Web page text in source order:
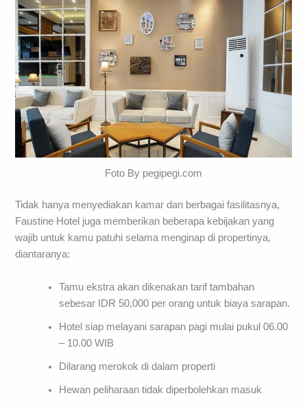
Foto By pegipegi.com
Tidak hanya menyediakan kamar dan berbagai fasilitasnya,
Faustine Hotel juga memberikan beberapa kebijakan yang
wajib untuk kamu patuhi selama menginap di propertinya,
diantaranya:
Tamu ekstra akan dikenakan tarif tambahan
sebesar IDR 50,000 per orang untuk biaya sarapan.
Hotel siap melayani sarapan pagi mulai pukul 06.00
– 10.00 WIB
Dilarang merokok di dalam properti
Hewan peliharaan tidak diperbolehkan masuk